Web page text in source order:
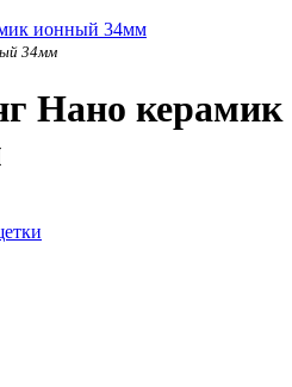
34мм
Нано керамик